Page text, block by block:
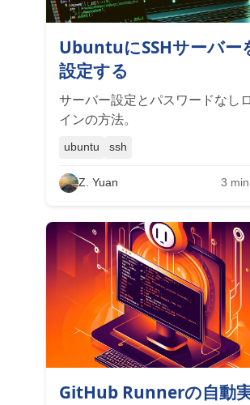
UbuntuにSSHサーバー
設定する
サーバー設定とパスワードなし
インの方法。
ubuntu ssh
Z. Yuan 3
GitHub Runnerの自動